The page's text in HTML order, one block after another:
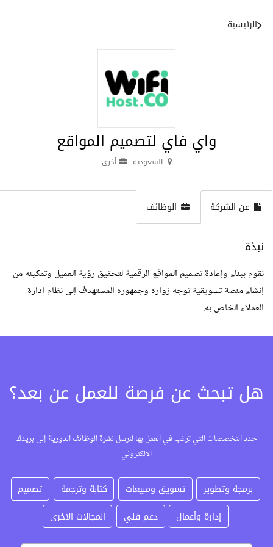
الرئيسية
واي فاي لتصميم المواقع
السعودية أخرى
عن الشركة الوظائف
نبذة
نقوم ببناء وإعادة تصميم المواقع الرقمية لتحقيق رؤية العميل وتمكينه من
إنشاء منصة تسويقية توجه زواره وجمهوره المستهدف إلى نظام إدارة
العملاء الخاص به.
هل تبحث عن فرصة للعمل عن بعد؟
حدد التخصصات التي ترغب في العمل بها لنرسل نشرة الوظائف الدورية إلى بريدك
الإلكتروني
برمجة وتطوير تسويق ومبيعات كتابة وترجمة
تصميم
إدارة وأعمال
دعم فني المجالات الأخرى